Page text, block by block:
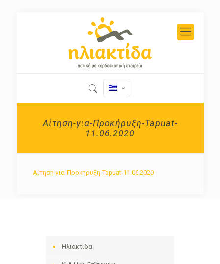
Αίτηση-για-Προκήρυξη-Tapuat-
11.06.2020
Αίτηση-για-Προκήρυξη-Tapuat-11.06.2020
Ηλιακτίδα